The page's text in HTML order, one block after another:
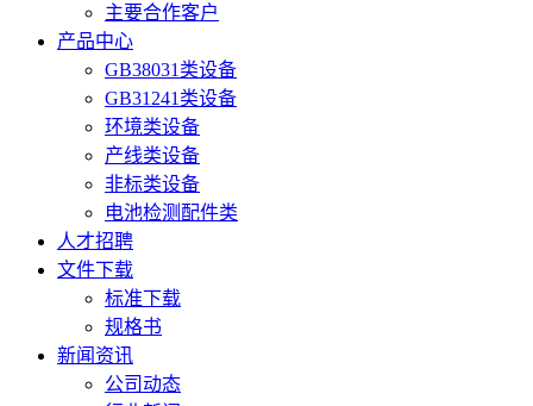
主要合作客户
产品中心
GB38031类设备
GB31241类设备
环境类设备
产线类设备
非标类设备
电池检测配件类
人才招聘
文件下载
标准下载
规格书
新闻资讯
公司动态